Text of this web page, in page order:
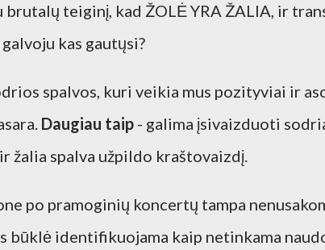
brutalų teiginį, kad ŽOLĖ YRA ŽALIA, ir
kas gautųsi?
spalvos, kuri veikia mus pozityviai ir
Daugiau taip - galima įsivaizduoti
žalia spalva užpildo kraštovaizdį.
po pramoginių koncertų tampa
būklė identifikuojama kaip netinkama